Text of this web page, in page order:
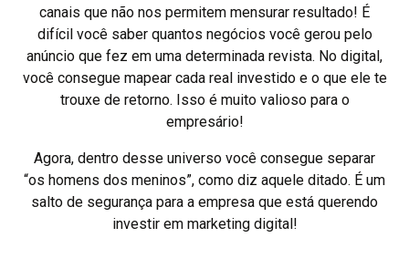
canais que não nos permitem mensurar resultado! É
difícil você saber quantos negócios você gerou pelo
anúncio que fez em uma determinada revista. No digital,
você consegue mapear cada real investido e o que ele te
trouxe de retorno. Isso é muito valioso para o
empresário!
Agora, dentro desse universo você consegue separar
“os homens dos meninos”, como diz aquele ditado. É um
salto de segurança para a empresa que está querendo
investir em marketing digital!